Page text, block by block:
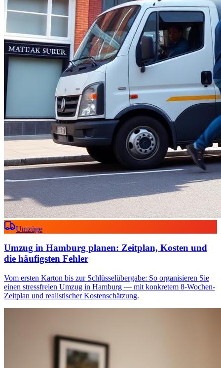
Umzüge
Umzug in Hamburg planen: Zeitplan, Kosten und
die häufigsten Fehler
Vom ersten Karton bis zur Schlüsselübergabe: So organisieren Sie
einen stressfreien Umzug in Hamburg — mit konkretem 8-Wochen-
Zeitplan und realistischer Kostenschätzung.